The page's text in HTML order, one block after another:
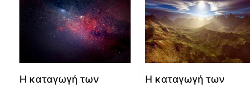
Η καταγωγή των
Η καταγωγή των